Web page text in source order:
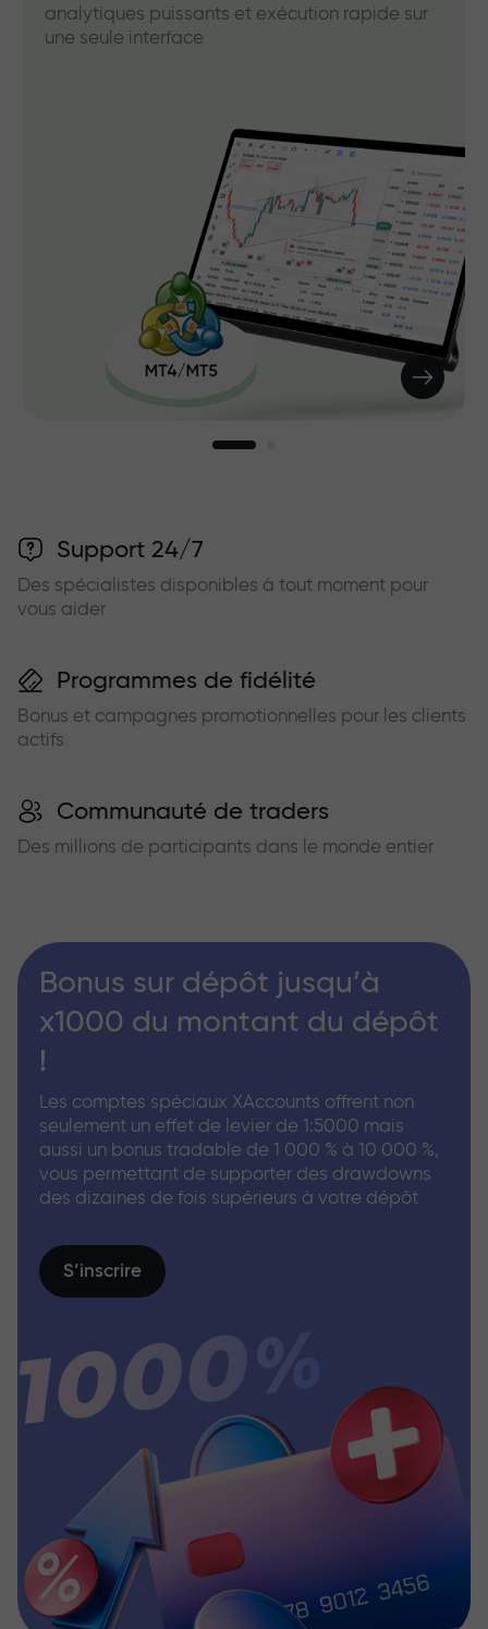
analytiques puissants et exécution rapide sur
une seule interface
Support 24/7
Des spécialistes disponibles à tout moment pour
vous aider
Programmes de fidélité
Bonus et campagnes promotionnelles pour les clients
actifs
Communauté de traders
Des millions de participants dans le monde entier
Bonus sur dépôt jusqu’à
x1000 du montant du dépôt
!
Les comptes spéciaux XAccounts offrent non
seulement un effet de levier de 1:5000 mais
aussi un bonus tradable de 1 000 % à 10 000 %,
vous permettant de supporter des drawdowns
des dizaines de fois supérieurs à votre dépôt
S’inscrire